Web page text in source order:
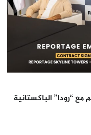
مع “رودا” الباكستانية